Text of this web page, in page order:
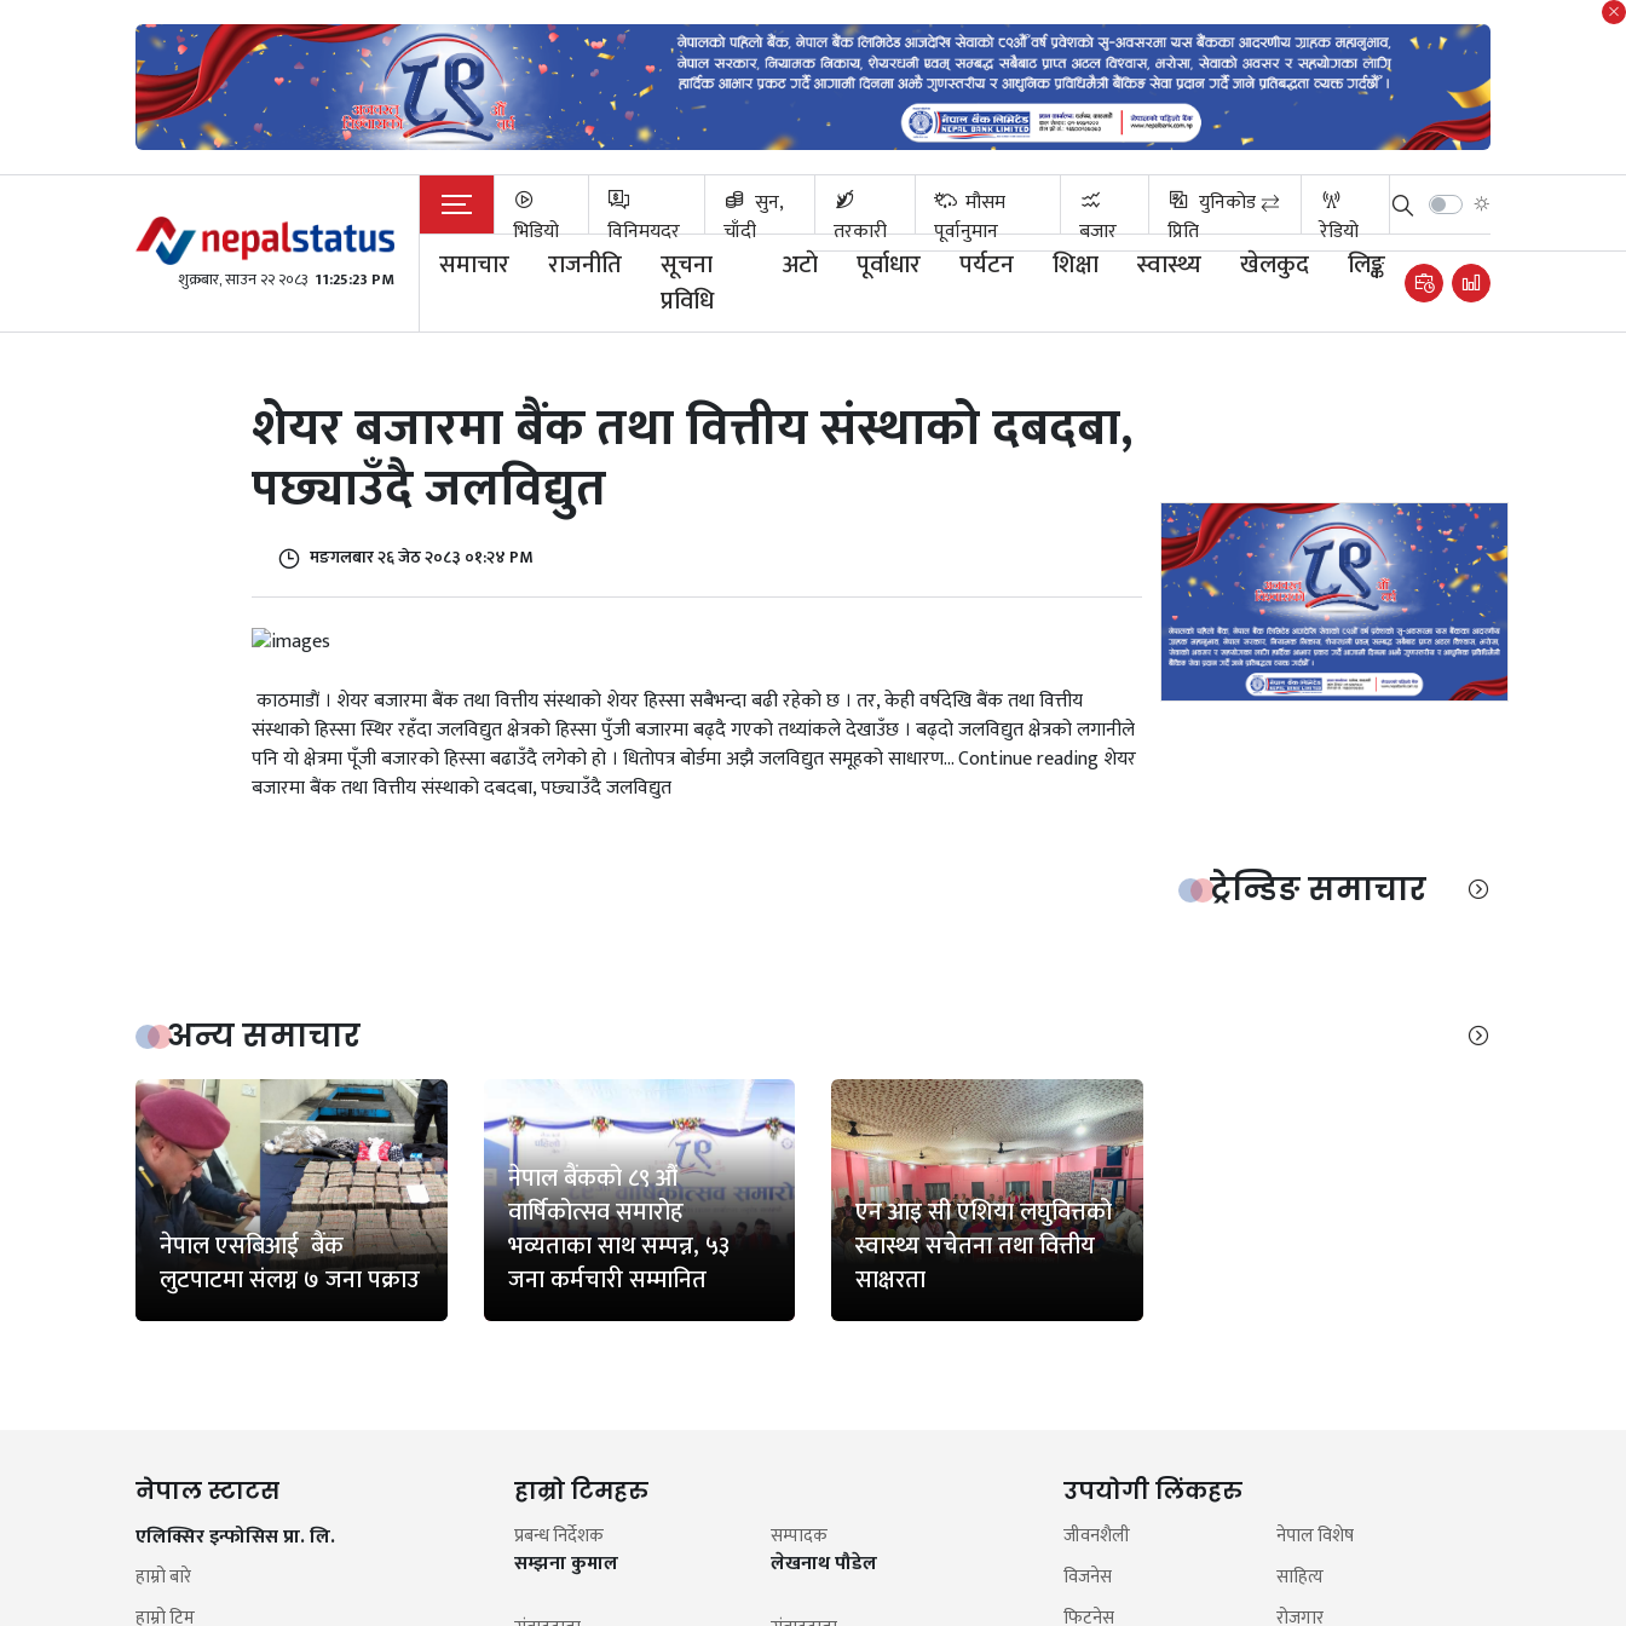
शुक्रबार​, साउन २२ २०८३ 11:25:23 PM
भिडियो विनिमयदर
सुन,
चाँदी
तरकारी
मौसम
पूर्वानुमान
बजार
युनिकोड ⇄
प्रिति
रेडियो
समाचार राजनीति
सूचना
प्रविधि
अटाे पूर्वाधार पर्यटन शिक्षा स्वास्थ्य खेलकुद लिङ्क
शेयर बजारमा बैंक तथा वित्तीय संस्थाको दबदबा,
पछ्याउँदै जलविद्युत
मङगलबार २६ जेठ २०८३ ०१:२४ PM
काठमाडाैं । शेयर बजारमा बैंक तथा वित्तीय संस्थाको शेयर हिस्सा सबैभन्दा बढी रहेको छ । तर, केही वर्षदेखि बैंक तथा वित्तीय
संस्थाको हिस्सा स्थिर रहँदा जलविद्युत क्षेत्रको हिस्सा पुँजी बजारमा बढ्दै गएको तथ्यांकले देखाउँछ । बढ्दो जलविद्युत क्षेत्रको लगानीले
पनि यो क्षेत्रमा पूँजी बजारको हिस्सा बढाउँदै लगेको हो । धितोपत्र बोर्डमा अझै जलविद्युत समूहको साधारण… Continue reading शेयर
बजारमा बैंक तथा वित्तीय संस्थाको दबदबा, पछ्याउँदै जलविद्युत
ट्रेन्डिङ समाचार
अन्य समाचार
नेपाल एसबिआई बैंक
लुटपाटमा संलग्न ७ जना पक्राउ
नेपाल बैंकको ८९ औं
वार्षिकोत्सव समारोह
भव्यताका साथ सम्पन्न, ५३
जना कर्मचारी सम्मानित
एन आइ सी एशिया लघुवित्तको
स्वास्थ्य सचेतना तथा वित्तीय
साक्षरता
नेपाल स्टाटस
एलिक्सिर इन्फोसिस प्रा. लि.
हाम्रो बारे
हाम्रो टिम
हाम्रो टिमहरु
प्रबन्ध निर्देशक
सम्झना कुमाल
सम्पादक
लेखनाथ पौडेल
उपयोगी लिंकहरु
जीवनशैली
नेपाल विशेष
विजनेस
साहित्य
फिटनेस
रोजगार